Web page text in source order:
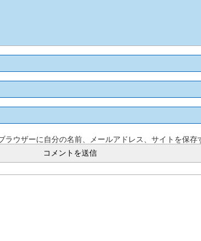
ラウザーに自分の名前、メールアドレス、サイトを保存